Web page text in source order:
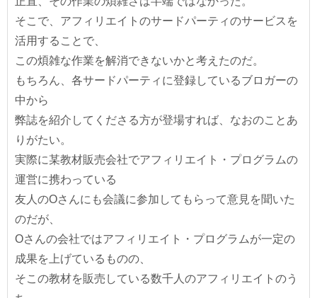
そこで、アフィリエイトのサードパーティのサービスを
活用することで、
この煩雑な作業を解消できないかと考えたのだ。
もちろん、各サードパーティに登録しているブロガーの
中から
弊誌を紹介してくださる方が登場すれば、なおのことあ
りがたい。
実際に某教材販売会社でアフィリエイト・プログラムの
運営に携わっている
友人のOさんにも会議に参加してもらって意見を聞いた
のだが、
Oさんの会社ではアフィリエイト・プログラムが一定の
成果を上げているものの、
そこの教材を販売している数千人のアフィリエイトのう